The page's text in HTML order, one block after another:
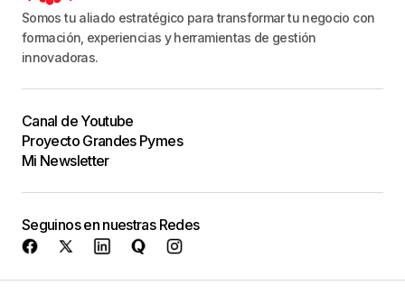
Somos tu aliado estratégico para transformar tu negocio con
formación, experiencias y herramientas de gestión
innovadoras.
Canal de Youtube
Proyecto Grandes Pymes
Mi Newsletter
Seguinos en nuestras Redes